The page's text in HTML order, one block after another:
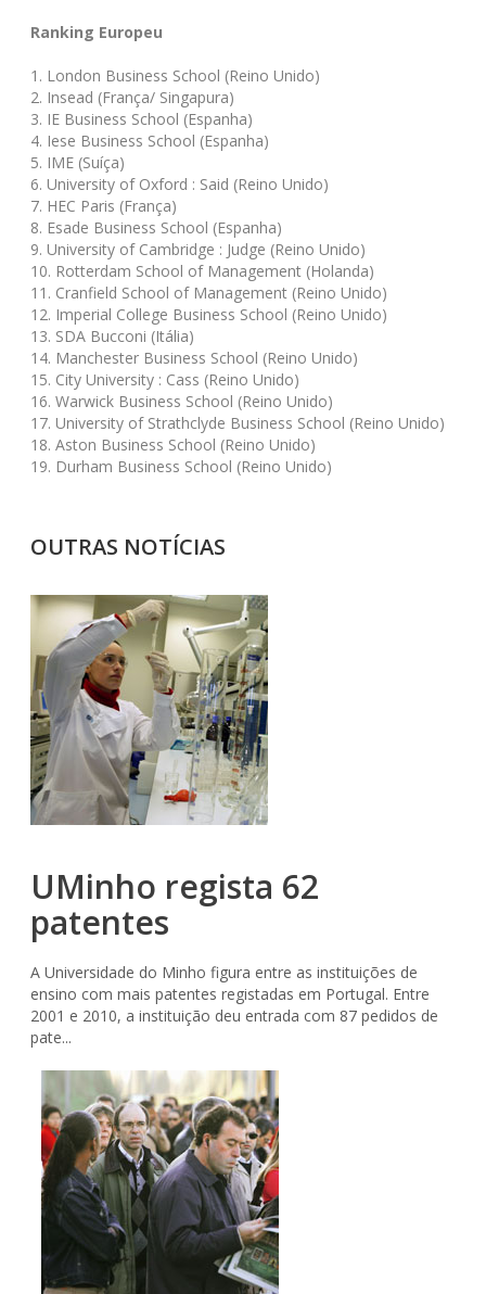
Ranking Europeu
1. London Business School (Reino Unido)
2. Insead (França/ Singapura)
3. IE Business School (Espanha)
4. Iese Business School (Espanha)
5. IME (Suíça)
6. University of Oxford : Said (Reino Unido)
7. HEC Paris (França)
8. Esade Business School (Espanha)
9. University of Cambridge : Judge (Reino Unido)
10. Rotterdam School of Management (Holanda)
11. Cranfield School of Management (Reino Unido)
12. Imperial College Business School (Reino Unido)
13. SDA Bucconi (Itália)
14. Manchester Business School (Reino Unido)
15. City University : Cass (Reino Unido)
16. Warwick Business School (Reino Unido)
17. University of Strathclyde Business School (Reino Unido)
18. Aston Business School (Reino Unido)
19. Durham Business School (Reino Unido)
OUTRAS NOTÍCIAS
UMinho regista 62
patentes
A Universidade do Minho figura entre as instituições de
ensino com mais patentes registadas em Portugal. Entre
2001 e 2010, a instituição deu entrada com 87 pedidos de
pate...